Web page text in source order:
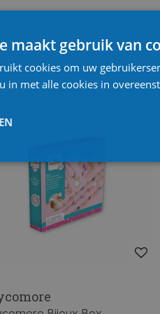
maakt gebruik van
cookies om uw
in met alle cookies in